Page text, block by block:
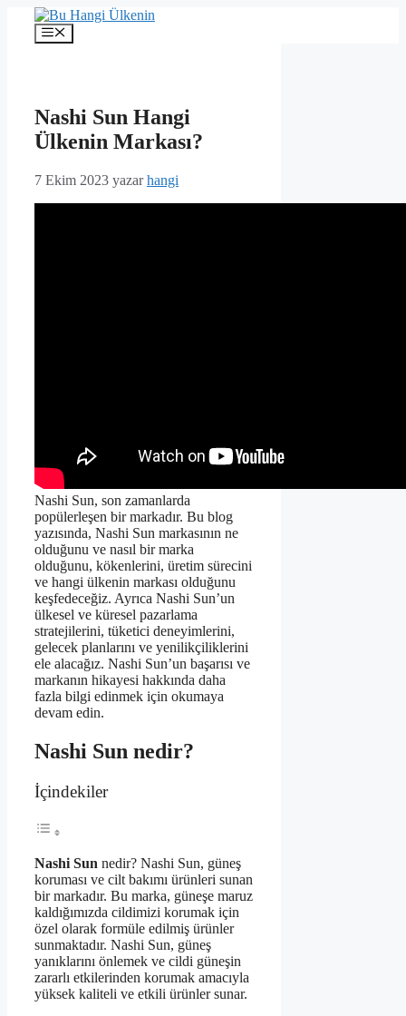
İçeriğe
Menü
Nashi Sun Hangi
Ülkenin Markası?
7 Ekim 2023 yazarhangi
Nashi Sun, son zamanlarda
popülerleşen bir markadır. Bu blog
yazısında, Nashi Sun markasının ne
olduğunu ve nasıl bir marka
olduğunu, kökenlerini, üretim sürecini
ve hangi ülkenin markası olduğunu
keşfedeceğiz. Ayrıca Nashi Sun’un
ülkesel ve küresel pazarlama
stratejilerini, tüketici deneyimlerini,
gelecek planlarını ve yenilikçiliklerini
ele alacağız. Nashi Sun’un başarısı ve
markanın hikayesi hakkında daha
fazla bilgi edinmek için okumaya
devam edin.
Nashi Sun nedir?
İçindekiler
Nashi Sun nedir? Nashi Sun, güneş
koruması ve cilt bakımı ürünleri sunan
bir markadır. Bu marka, güneşe maruz
kaldığımızda cildimizi korumak için
özel olarak formüle edilmiş ürünler
sunmaktadır. Nashi Sun, güneş
yanıklarını önlemek ve cildi güneşin
zararlı etkilerinden korumak amacıyla
yüksek kaliteli ve etkili ürünler sunar.